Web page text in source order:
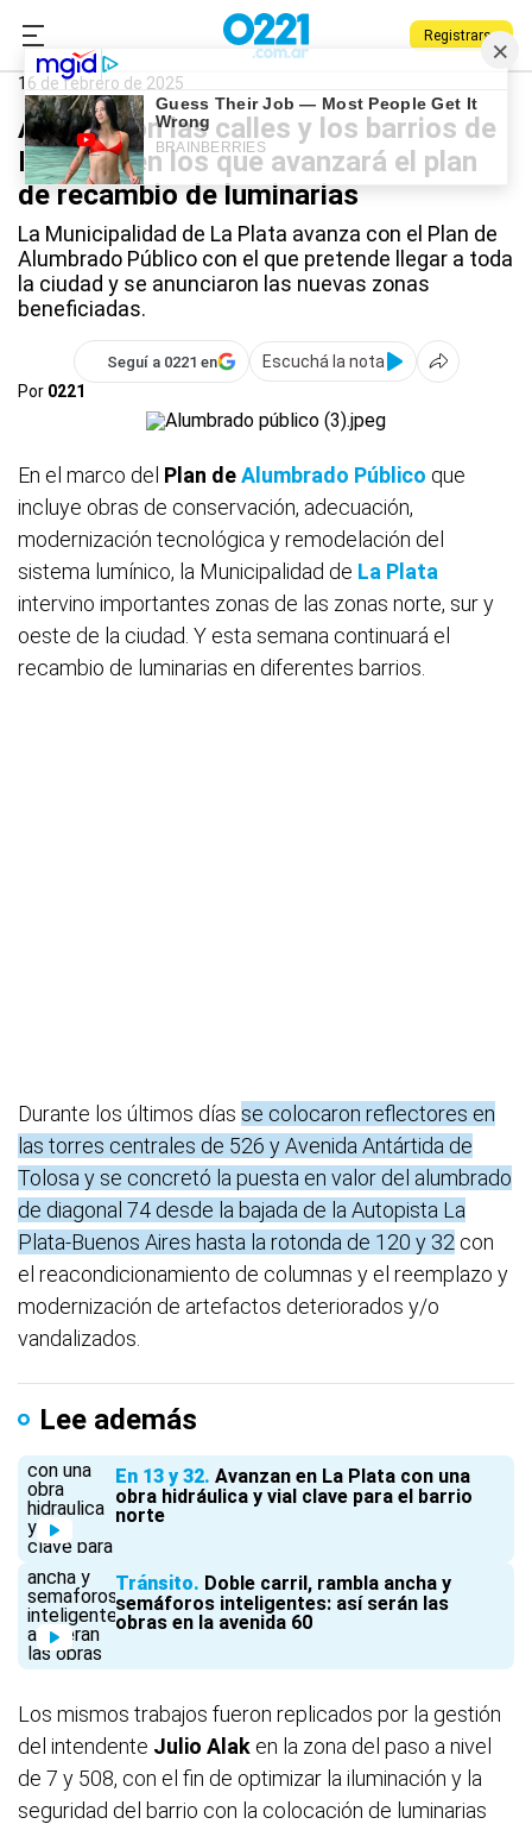
Registrarse
0221.com.ar
La Plata
16 de febrero de 2025
Anunciaron las calles y los barrios de
La Plata en los que avanzará el plan
de recambio de luminarias
La Municipalidad de La Plata avanza con el Plan de
Alumbrado Público con el que pretende llegar a toda
la ciudad y se anunciaron las nuevas zonas
beneficiadas.
Seguí a 0221 en
Escuchá la nota
Por 0221
En el marco del Plan deAlumbrado Público que
incluye obras de conservación, adecuación,
modernización tecnológica y remodelación del
sistema lumínico, la Municipalidad de La Plata
intervino importantes zonas de las zonas norte, sur y
oeste de la ciudad. Y esta semana continuará el
recambio de luminarias en diferentes barrios.
Durante los últimos días se colocaron reflectores en
las torres centrales de 526 y Avenida Antártida de
Tolosa y se concretó la puesta en valor del alumbrado
de diagonal 74 desde la bajada de la Autopista La
Plata-Buenos Aires hasta la rotonda de 120 y 32 con
el reacondicionamiento de columnas y el reemplazo y
modernización de artefactos deteriorados y/o
vandalizados.
Lee además
En 13 y 32 Avanzan en La Plata con una
obra hidráulica y vial clave para el barrio
norte
Tránsito Doble carril, rambla ancha y
semáforos inteligentes: así serán las
obras en la avenida 60
Los mismos trabajos fueron replicados por la gestión
del intendente Julio Alak en la zona del paso a nivel
de 7 y 508, con el fin de optimizar la iluminación y la
seguridad del barrio con la colocación de luminarias